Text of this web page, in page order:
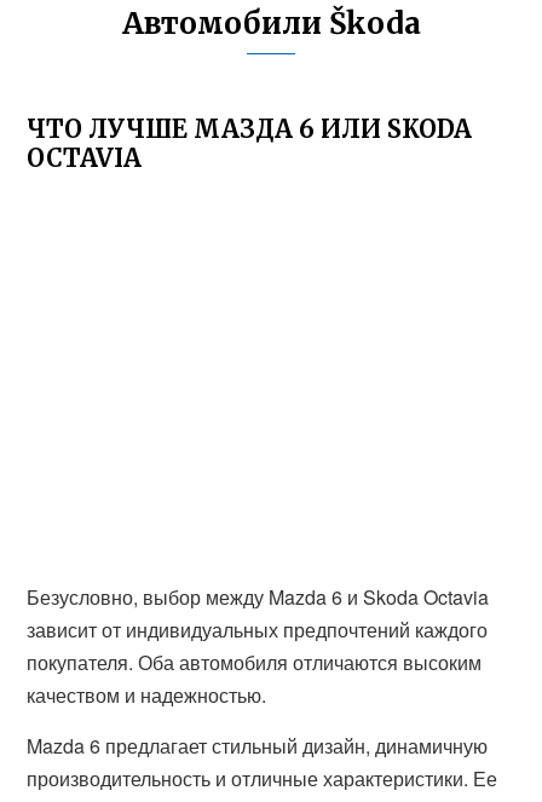
Автомобили Škoda
ЧТО ЛУЧШЕ МАЗДА 6 ИЛИ SKODA
OCTAVIA
Безусловно, выбор между Mazda 6 и Skoda Octavia
зависит от индивидуальных предпочтений каждого
покупателя. Оба автомобиля отличаются высоким
качеством и надежностью.
Mazda 6 предлагает стильный дизайн, динамичную
производительность и отличные характеристики. Ее